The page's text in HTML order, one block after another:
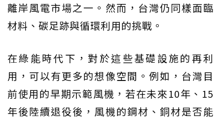
離岸風電市場之一。然而，台灣仍同樣面臨
材料、碳足跡與循環利用的挑戰。
在綠能時代下，對於這些基礎設施的再利
用，可以有更多的想像空間。例如，台灣目
前使用的早期示範風機，若在未來10年、15
年後陸續退役後，風機的鋼材、銅材是否能